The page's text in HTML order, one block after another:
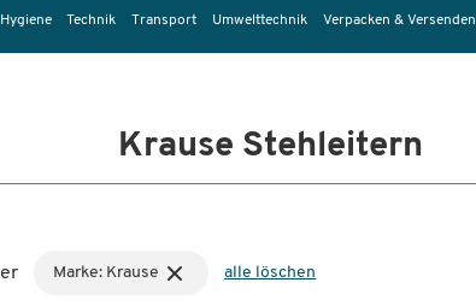
Technik Transport Umwelttechnik Verpacken & Versenden
Krause Stehleitern
Marke: Krause alle löschen